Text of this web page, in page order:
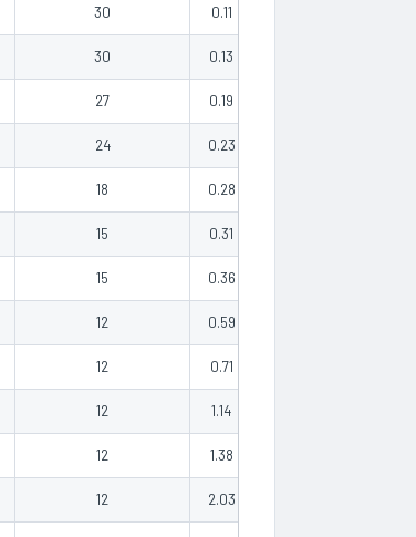
30 0.11
30 0.13
27 0.19
24 0.23
18 0.28
15 0.31
15 0.36
12 0.59
12 0.71
12 1.14
12 1.38
12 2.03